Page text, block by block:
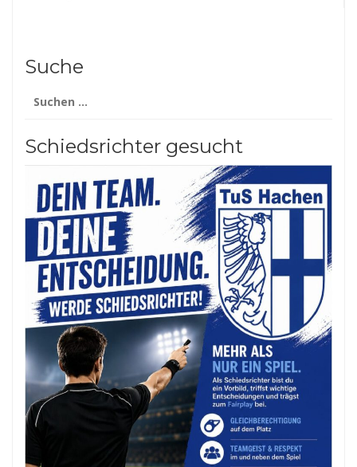
Suche
nach:
Schiedsrichter gesucht